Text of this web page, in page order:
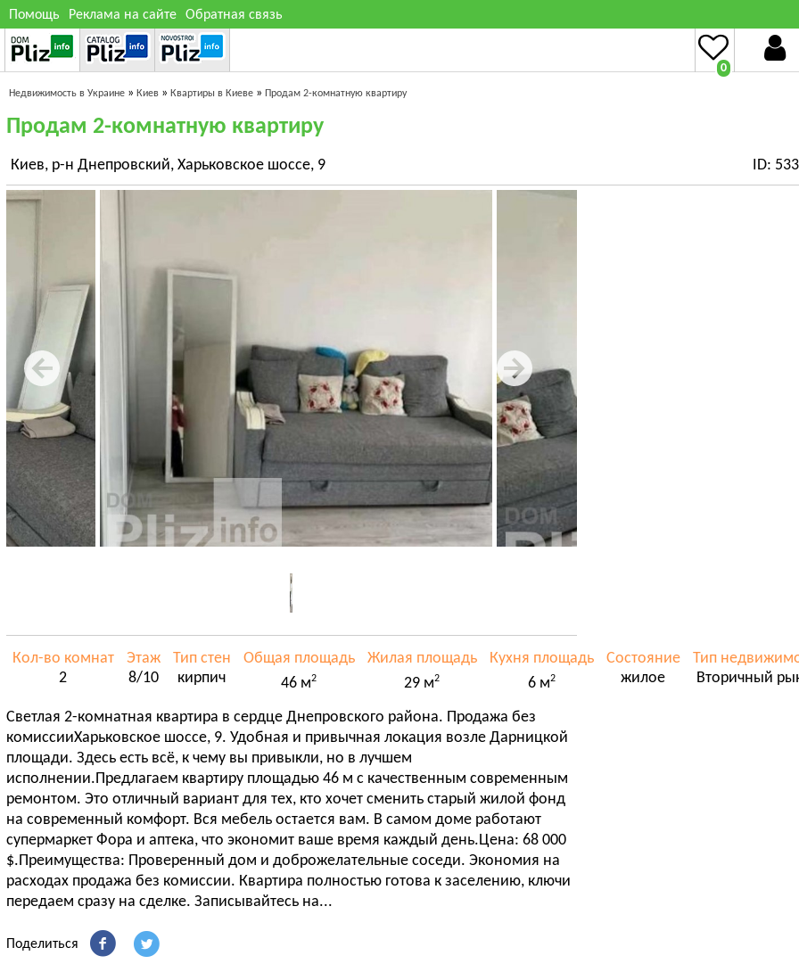
Помощь Реклама на сайте Обратная связь
0
Недвижимость в Украине » Киев » Квартиры в Киеве » Продам 2-комнатную квартиру
Продам 2-комнатную квартиру
Киев, р-н Днепровский, Харьковское шоссе, 9 ID:
Кол-во комнат
2
Этаж
8/10
Тип стен
кирпич
Общая площадь
46 м2
Жилая площадь
29 м2
Кухня площадь
6 м2
Состояние
жилое
Тип
Вторичный
Светлая 2-комнатная квартира в сердце Днепровского района. Продажа без
комиссииХарьковское шоссе, 9. Удобная и привычная локация возле Дарницкой
площади. Здесь есть всё, к чему вы привыкли, но в лучшем
исполнении.Предлагаем квартиру площадью 46 м с качественным современным
ремонтом. Это отличный вариант для тех, кто хочет сменить старый жилой фонд
на современный комфорт. Вся мебель остается вам. В самом доме работают
супермаркет Фора и аптека, что экономит ваше время каждый день.Цена: 68 000
$.Преимущества: Проверенный дом и доброжелательные соседи. Экономия на
расходах продажа без комиссии. Квартира полностью готова к заселению, ключи
передаем сразу на сделке. Записывайтесь на...
Поделиться